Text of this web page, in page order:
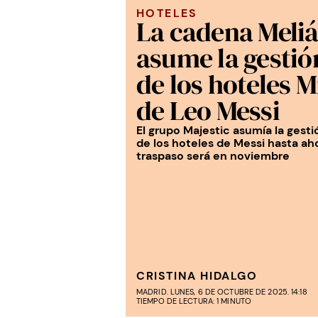
HOTELES
La cadena Meliá
asume la
de los hoteles
de Leo Messi
El grupo Majestic asumía la
de los hoteles de Messi hasta
traspaso será en noviembre
CRISTINA HIDALGO
MADRID. LUNES, 6 DE OCTUBRE DE 2025. 14:18
TIEMPO DE LECTURA: 1 MINUTO